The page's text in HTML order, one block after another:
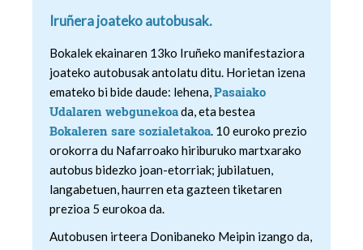
Iruñera joateko autobusak.
Bokalek ekainaren 13ko Iruñeko manifestaziora
joateko autobusak antolatu ditu. Horietan izena
emateko bi bide daude: lehena,Pasaiako
Udalaren webgunekoada, eta bestea
Bokaleren sare sozialetakoa. 10 euroko prezio
orokorra du Nafarroako hiriburuko martxarako
autobus bidezko joan-etorriak; jubilatuen,
langabetuen, haurren eta gazteen tiketaren
prezioa 5 eurokoa da.
Autobusen irteera Donibaneko Meipin izango da,